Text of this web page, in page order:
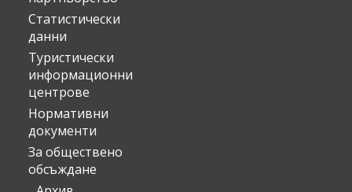
Статистически
данни
Туристически
информационни
центрове
Нормативни
документи
За обществено
обсъждане